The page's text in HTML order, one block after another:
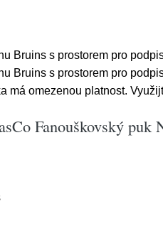
Bruins s prostorem pro
Bruins s prostorem pro
má omezenou platnost.
Fanouškovský